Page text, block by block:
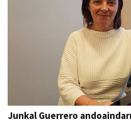
Junkal Guerrero